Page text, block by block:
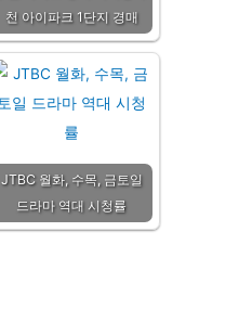
천 아이파크 1단지 경매
JTBC 월화, 수목, 금토일
드라마 역대 시청률